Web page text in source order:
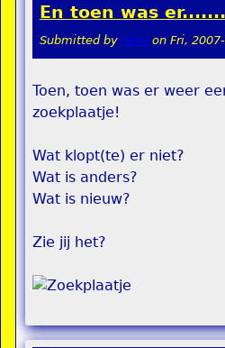
En toen was er.......
Submitted by remi on Fri,
Toen, toen was er weer
zoekplaatje!
Wat klopt(te) er niet?
Wat is anders?
Wat is nieuw?
Zie jij het?